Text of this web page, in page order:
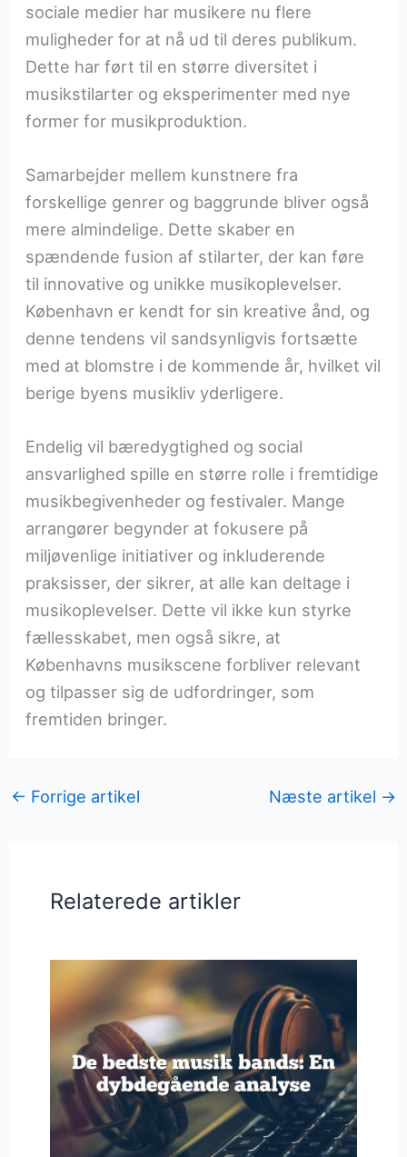
sociale medier har musikere nu flere
muligheder for at nå ud til deres publikum.
Dette har ført til en større diversitet i
musikstilarter og eksperimenter med nye
former for musikproduktion.
Samarbejder mellem kunstnere fra
forskellige genrer og baggrunde bliver også
mere almindelige. Dette skaber en
spændende fusion af stilarter, der kan føre
til innovative og unikke musikoplevelser.
København er kendt for sin kreative ånd, og
denne tendens vil sandsynligvis fortsætte
med at blomstre i de kommende år, hvilket vil
berige byens musikliv yderligere.
Endelig vil bæredygtighed og social
ansvarlighed spille en større rolle i fremtidige
musikbegivenheder og festivaler. Mange
arrangører begynder at fokusere på
miljøvenlige initiativer og inkluderende
praksisser, der sikrer, at alle kan deltage i
musikoplevelser. Dette vil ikke kun styrke
fællesskabet, men også sikre, at
Københavns musikscene forbliver relevant
og tilpasser sig de udfordringer, som
fremtiden bringer.
← Forrige artikel Næste artikel →
Relaterede artikler